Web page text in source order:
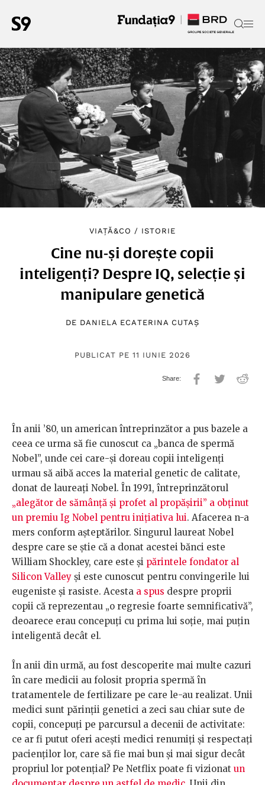
VIAȚĂ&CO / ISTORIE
Cine nu-și dorește copii
inteligenți? Despre IQ, selecție și
manipulare genetică
DE DANIELA ECATERINA CUTAȘ
PUBLICAT PE 11 IUNIE 2026
În anii ’80, un american întreprinzător a pus bazele a
ceea ce urma să fie cunoscut ca „banca de spermă
Nobel”, unde cei care-și doreau copii inteligenți
urmau să aibă acces la material genetic de calitate,
donat de laureați Nobel. În 1991, întreprinzătorul
„alegător de sămânță și profet al propășirii” a obținut
un premiu Ig Nobel pentru inițiativa lui. Afacerea n-a
mers conform așteptărilor. Singurul laureat Nobel
despre care se știe că a donat acestei bănci este
William Shockley, care este și părintele fondator al
Silicon Valley și este cunoscut pentru convingerile lui
eugeniste și rasiste. Acesta a spus despre proprii
copii că reprezentau „o regresie foarte semnificativă”,
deoarece erau concepuți cu prima lui soție, mai puțin
inteligentă decât el.
În anii din urmă, au fost descoperite mai multe cazuri
în care medicii au folosit propria spermă în
tratamentele de fertilizare pe care le-au realizat. Unii
medici sunt părinții genetici a zeci sau chiar sute de
copii, concepuți pe parcursul a decenii de activitate:
ce ar fi putut oferi acești medici renumiți și respectați
pacienților lor, care să fie mai bun și mai sigur decât
propriul lor potențial? Pe Netflix poate fi vizionat un